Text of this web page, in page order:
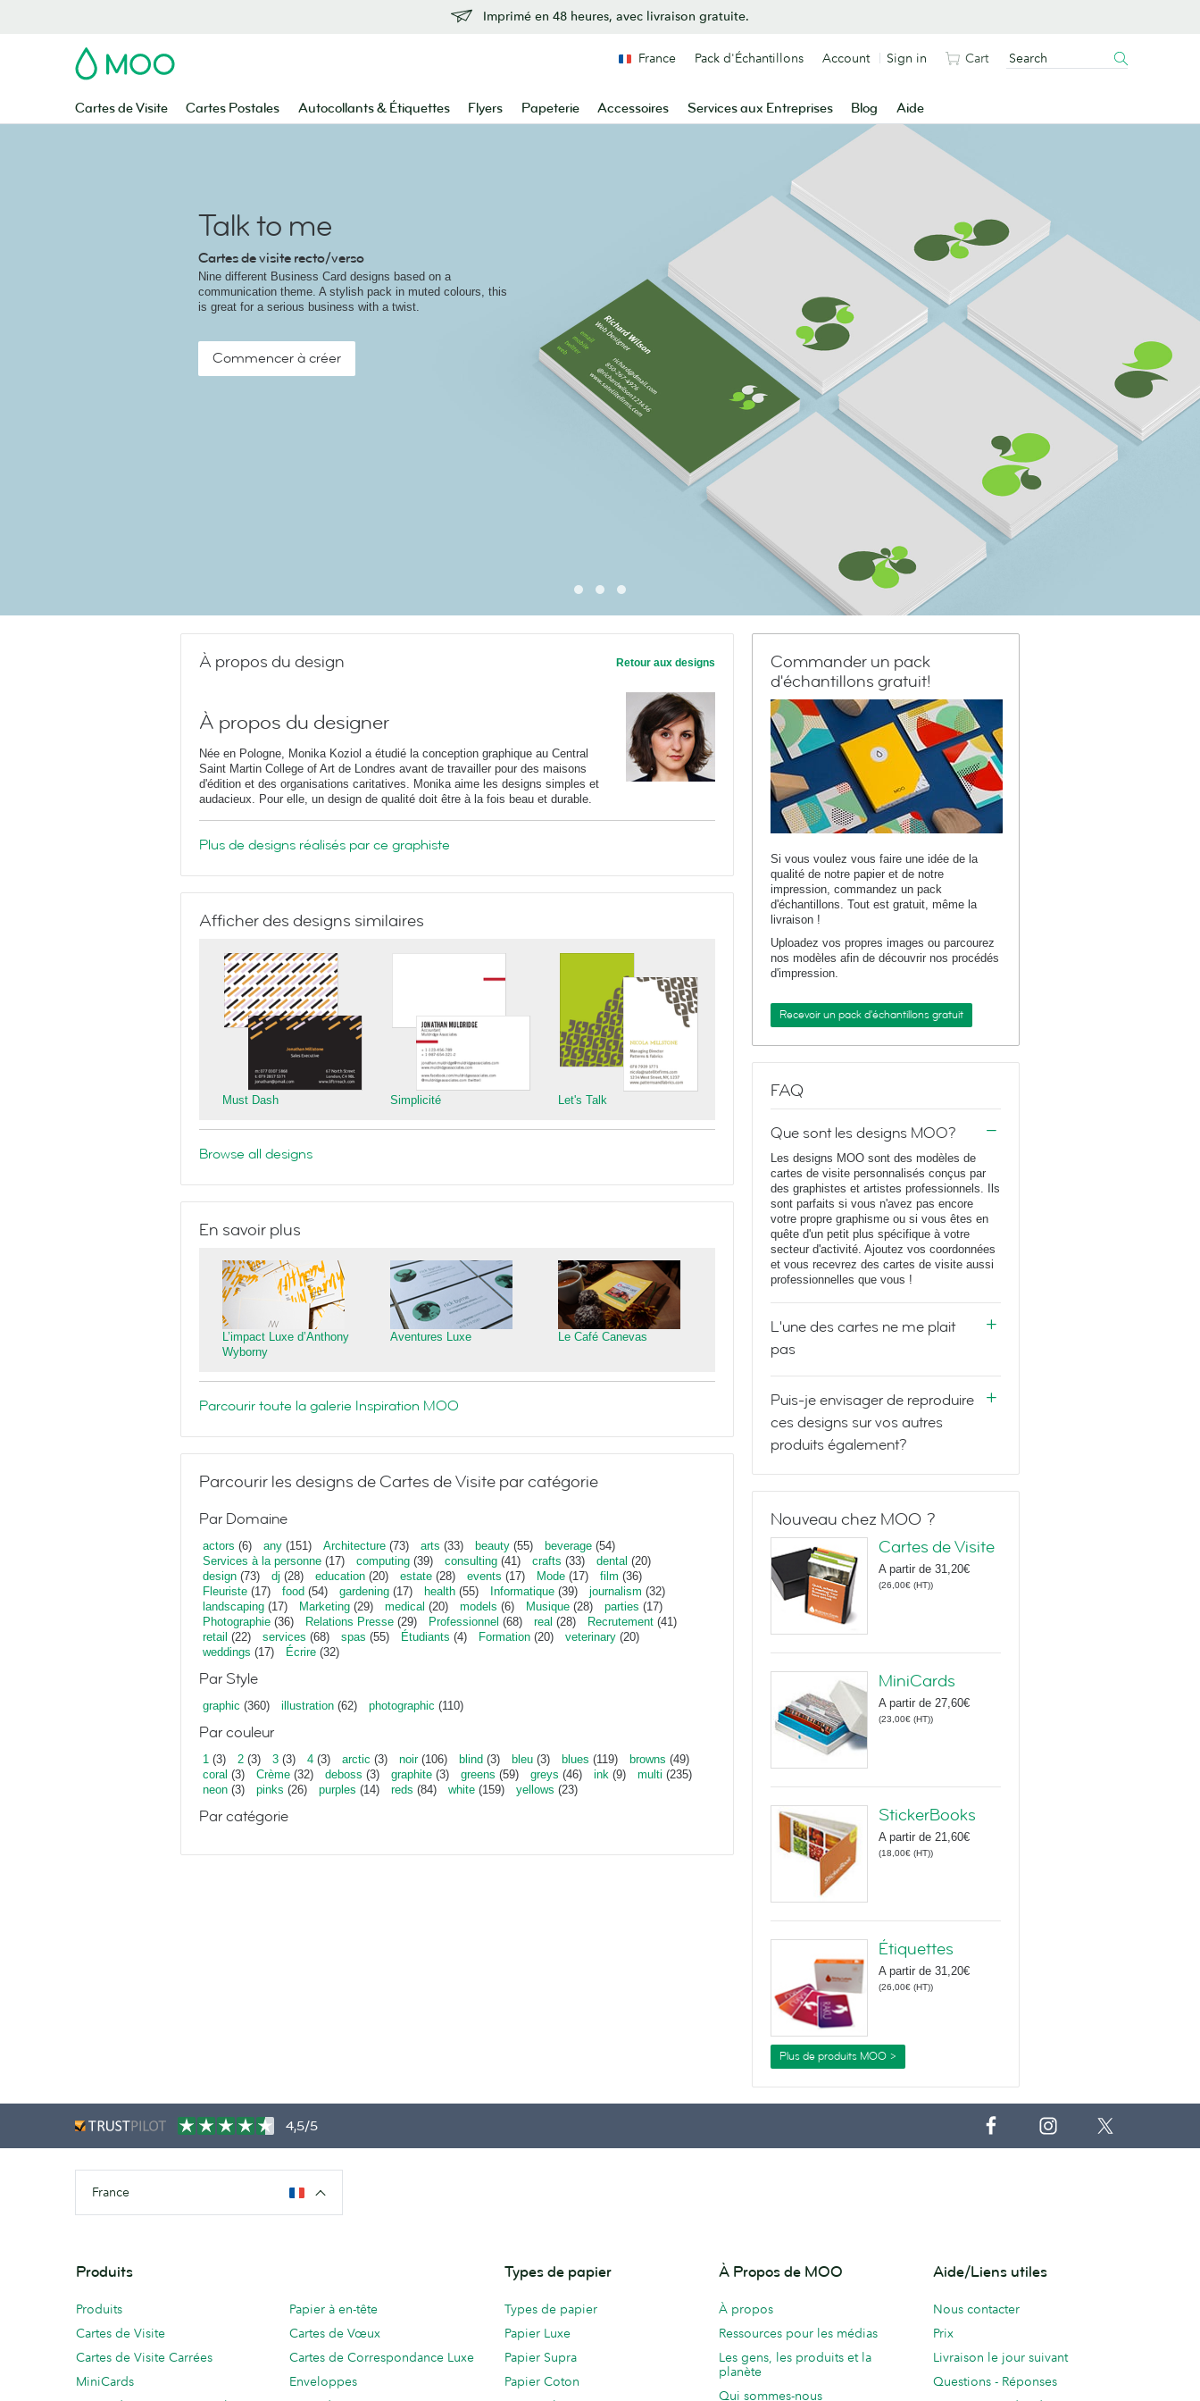
Imprimé en 48 heures, avec livraison gratuite.
MOO
Cartes de Visite Cartes Postales Autocollants & Étiquettes Flyers Papeterie Accessoires Services aux Entreprises Blog Aide
France Pack d'Échantillons Account Sign in Cart
Talk to me
Cartes de visite recto/verso
Nine different Business Card designs based on a
communication theme. A stylish pack in muted colours, this
is great for a serious business with a twist.
Commencer à créer
À propos du design Retour aux designs
À propos du designer
Née en Pologne, Monika Koziol a étudié la conception graphique au Central
Saint Martin College of Art de Londres avant de travailler pour des maisons
d'édition et des organisations caritatives. Monika aime les designs simples et
audacieux. Pour elle, un design de qualité doit être à la fois beau et durable.
Plus de designs réalisés par ce graphiste
Afficher des designs similaires
Must Dash Simplicité Let's Talk
Browse all designs
En savoir plus
L’impact Luxe d’Anthony
Wyborny
Aventures Luxe Le Café Canevas
Parcourir toute la galerie Inspiration MOO
Parcourir les designs de Cartes de Visite par catégorie
Par Domaine
actors (6) any (151) Architecture (73) arts (33) beauty (55) beverage (54)
Services à la personne (17) computing (39) consulting (41) crafts (33) dental (20)
design (73) dj (28) education (20) estate (28) events (17) Mode (17) film (36)
Fleuriste (17) food (54) gardening (17) health (55) Informatique (39) journalism (32)
landscaping (17) Marketing (29) medical (20) models (6) Musique (28) parties (17)
Photographie (36) Relations Presse (29) Professionnel (68) real (28) Recrutement (41)
retail (22) services (68) spas (55) Étudiants (4) Formation (20) veterinary (20)
weddings (17) Écrire (32)
Par Style
graphic (360) illustration (62) photographic (110)
Par couleur
1 (3) 2 (3) 3 (3) 4 (3) arctic (3) noir(106) blind (3) bleu (3) blues (119) browns (49)
coral (3) Crème (32) deboss (3) graphite (3) greens (59) greys (46) ink (9) multi (235)
neon (3) pinks (26) purples (14) reds (84) white (159) yellows (23)
Par catégorie
Commander un pack
d'échantillons gratuit!
Si vous voulez vous faire une idée de la
qualité de notre papier et de notre
impression, commandez un pack
d'échantillons. Tout est gratuit, même la
livraison !
Uploadez vos propres images ou parcourez
nos modèles afin de découvrir nos procédés
d'impression.
Recevoir un pack d'échantillons gratuit
FAQ
Que sont les designs MOO?
Les designs MOO sont des modèles de
cartes de visite personnalisés conçus par
des graphistes et artistes professionnels. Ils
sont parfaits si vous n'avez pas encore
votre propre graphisme ou si vous êtes en
quête d'un petit plus spécifique à votre
secteur d'activité. Ajoutez vos coordonnées
et vous recevrez des cartes de visite aussi
professionnelles que vous !
L'une des cartes ne me plait
pas
Puis-je envisager de reproduire
ces designs sur vos autres
produits également?
Nouveau chez MOO ?
Cartes de Visite
A partir de 31,20€
(26,00€ (HT))
MiniCards
A partir de 27,60€
(23,00€ (HT))
StickerBooks
A partir de 21,60€
(18,00€ (HT))
Étiquettes
A partir de 31,20€
(26,00€ (HT))
Plus de produits MOO >
4,5/5
France
Produits
Produits
Cartes de Visite
Cartes de Visite Carrées
MiniCards
Papier à en-tête
Cartes de Vœux
Cartes de Correspondance Luxe
Enveloppes
Types de papier
Types de papier
Papier Luxe
Papier Supra
Papier Coton
À Propos de MOO
À propos
Ressources pour les médias
Les gens, les produits et la
planète
Qui sommes-nous
Aide/Liens utiles
Nous contacter
Prix
Livraison le jour suivant
Questions - Réponses